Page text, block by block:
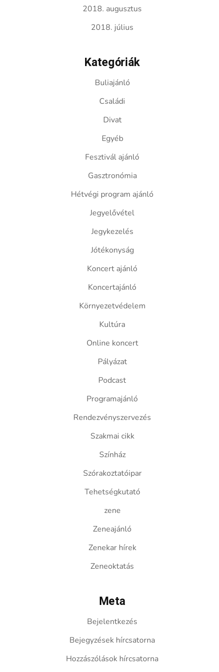
2018. augusztus
2018. július
Kategóriák
Buliajánló
Családi
Divat
Egyéb
Fesztivál ajánló
Gasztronómia
Hétvégi program ajánló
Jegyelővétel
Jegykezelés
Jótékonyság
Koncert ajánló
Koncertajánló
Környezetvédelem
Kultúra
Online koncert
Pályázat
Podcast
Programajánló
Rendezvényszervezés
Szakmai cikk
Színház
Szórakoztatóipar
Tehetségkutató
zene
Zeneajánló
Zenekar hírek
Zeneoktatás
Meta
Bejelentkezés
Bejegyzések hírcsatorna
Hozzászólások hírcsatorna